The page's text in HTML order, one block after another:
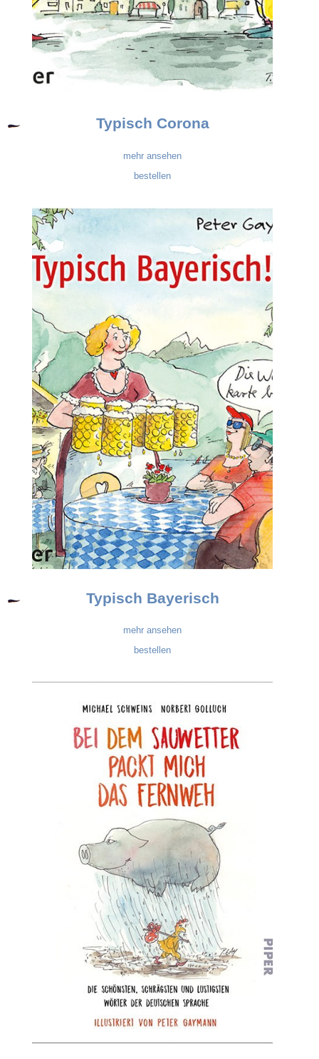
Typisch Corona
mehr ansehen
bestellen
Typisch Bayerisch
mehr ansehen
bestellen